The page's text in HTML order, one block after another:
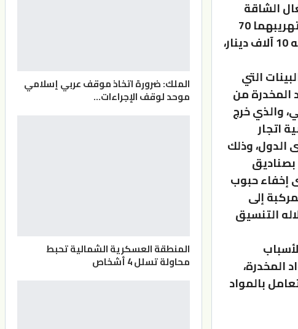
الشاقة
المؤقتة لمدة 10 سنوات، والأشغال المؤبدة للثاني بعد ثبوت تهريبهما 70
ألف حبة كبتاجون مخدرة للأردن، وغرمت الأول مبلغا ماليا قيمته 10 آلاف دينار،
التي
المخدرة من
والذي خرج
اتجار
إحدى الدول، وذلك
إخفاء حبوب
إلى
التنسيق
المخدرة،
بالمواد
الملك: ضرورة اتخاذ موقف عربي إسلامي
موحد لوقف الإجراءات…
المنطقة العسكرية الشمالية تحبط
محاولة تسلل 4 أشخاص